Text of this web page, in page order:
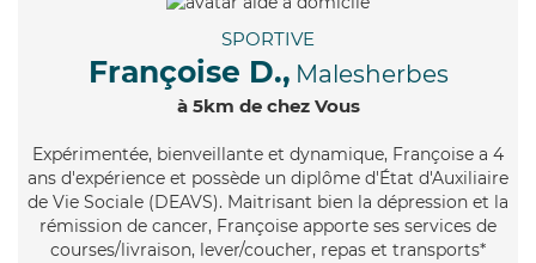
SPORTIVE
Françoise D., Malesherbes
à 5km de chez Vous
Expérimentée, bienveillante et dynamique, Françoise a 4
ans d'expérience et possède un diplôme d'État d'Auxiliaire
de Vie Sociale (DEAVS). Maitrisant bien la dépression et la
rémission de cancer, Françoise apporte ses services de
courses/livraison, lever/coucher, repas et transports*